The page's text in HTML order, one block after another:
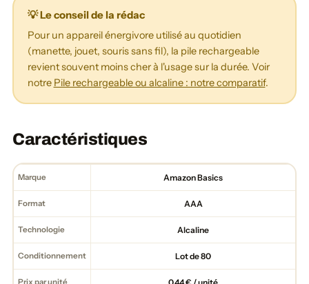
💡 Le conseil de la rédac
Pour un appareil énergivore utilisé au quotidien
(manette, jouet, souris sans fil), la pile rechargeable
revient souvent moins cher à l'usage sur la durée. Voir
notre Pile rechargeable ou alcaline : notre comparatif.
Caractéristiques
Marque Amazon Basics
Format AAA
Technologie Alcaline
Conditionnement Lot de 80
Prix par unité 0,44 € / unité